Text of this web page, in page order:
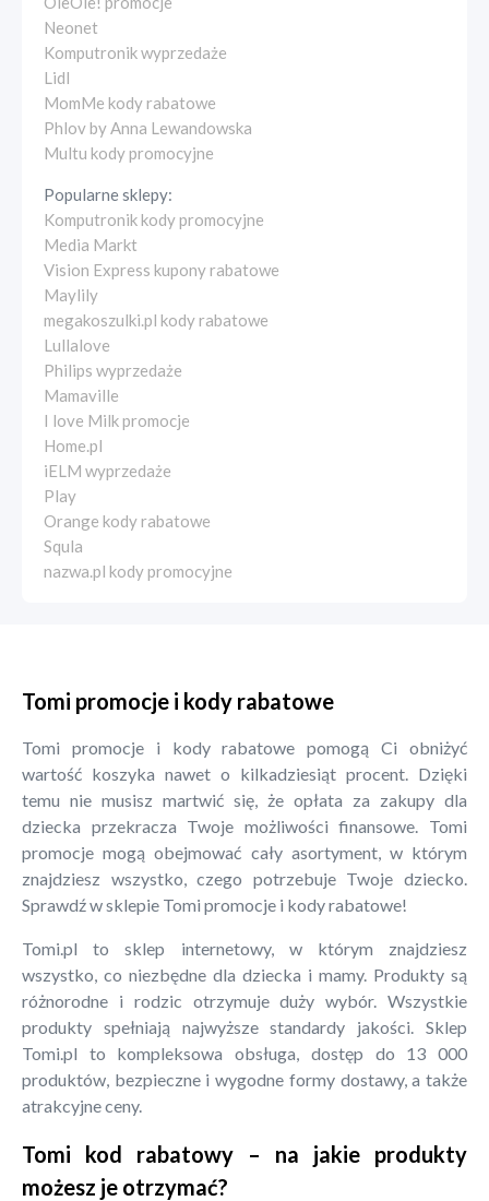
Neonet
Komputronik wyprzedaże
Lidl
MomMe kody rabatowe
Phlov by Anna Lewandowska
Multu kody promocyjne
Popularne sklepy:
Komputronik kody promocyjne
Media Markt
Vision Express kupony rabatowe
Maylily
megakoszulki.pl kody rabatowe
Lullalove
Philips wyprzedaże
Mamaville
I love Milk promocje
Home.pl
iELM wyprzedaże
Play
Orange kody rabatowe
Squla
nazwa.pl kody promocyjne
Tomi promocje i kody rabatowe
Tomi promocje i kody rabatowe pomogą Ci obniżyć
wartość koszyka nawet o kilkadziesiąt procent. Dzięki
temu nie musisz martwić się, że opłata za zakupy dla
dziecka przekracza Twoje możliwości finansowe. Tomi
promocje mogą obejmować cały asortyment, w którym
znajdziesz wszystko, czego potrzebuje Twoje dziecko.
Sprawdź w sklepie Tomi promocje i kody rabatowe!
Tomi.pl to sklep internetowy, w którym znajdziesz
wszystko, co niezbędne dla dziecka i mamy. Produkty są
różnorodne i rodzic otrzymuje duży wybór. Wszystkie
produkty spełniają najwyższe standardy jakości. Sklep
Tomi.pl to kompleksowa obsługa, dostęp do 13 000
produktów, bezpieczne i wygodne formy dostawy, a także
atrakcyjne ceny.
Tomi kod rabatowy – na jakie produkty
możesz je otrzymać?